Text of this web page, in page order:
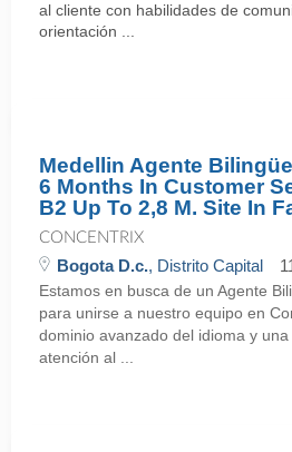
al cliente con habilidades de
orientación ...
Medellin Agente
6 Months In Customer
B2 Up To 2,8 M. Site In
CONCENTRIX
Bogota D.c., Distrito Capital
Estamos en busca de un Agente
para unirse a nuestro equipo en
dominio avanzado del idioma y
atención al ...